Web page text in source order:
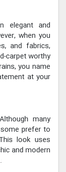
elegant and
when you
and fabrics,
carpet worthy
you name
at your
many
prefer to
look uses
and modern